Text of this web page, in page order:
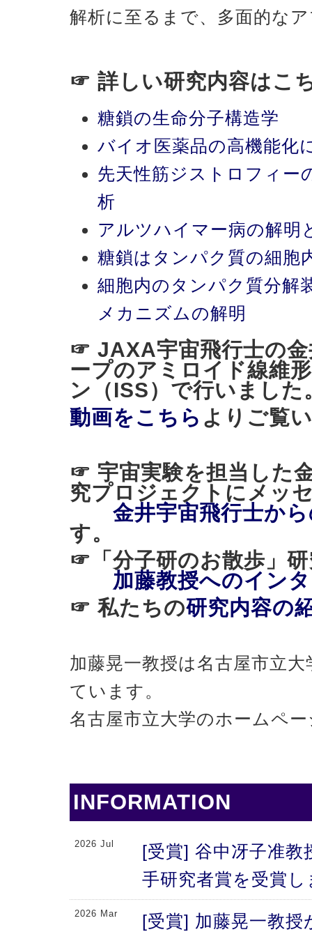
解析に至るまで、多面的な
☞ 詳しい研究内容はこ
糖鎖の生命分子構造学
バイオ医薬品の高機能化
先天性筋ジストロフィー
析
アルツハイマー病の解明
糖鎖はタンパク質の細胞
細胞内のタンパク質分解
メカニズムの解明
☞ JAXA宇宙飛行士の金
ープのアミロイド線維
ン（ISS）で行いました
動画をこちら よりご覧
☞ 宇宙実験を担当した
究プロジェクトにメッ
金井宇宙飛行士か
す。
☞「分子研のお散歩
加藤教授へのイン
☞ 私たちの研究内容の
加藤晃一教授は名古屋市立
ています。
名古屋市立大学のホームペ
INFORMATION
2026 Jul
[受賞] 谷中冴子准教
手研究者賞を受賞
2026 Mar
[受賞] 加藤晃一教授